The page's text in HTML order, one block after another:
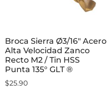
Broca Sierra Ø3/16″ Acero
Alta Velocidad Zanco
Recto M2 / Tin HSS
Punta 135° GLT ®
$25.90